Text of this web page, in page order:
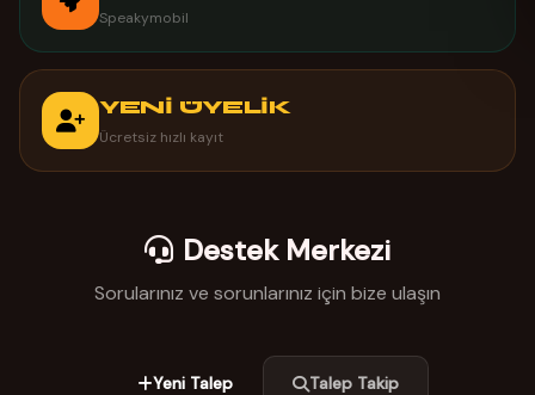
Speakymobil
YENİ ÜYELİK
Ücretsiz hızlı kayıt
Destek Merkezi
Sorularınız ve sorunlarınız için bize ulaşın
Yeni Talep Talep Takip